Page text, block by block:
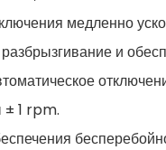
медленно
и
± 1 rpm.